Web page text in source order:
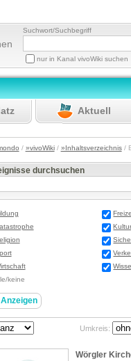
Suchwort/Suchbegriff
nur in Kanal vivoWiki suchen
Aktuell
/ »vivoWiki/ »Inhaltsverzeichnis/
durchsuchen
keine
Umkreis:
Wörgler